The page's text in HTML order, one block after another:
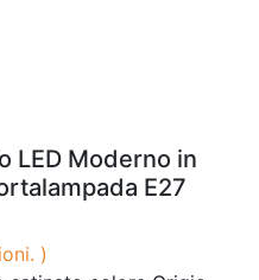
LED Moderno in
E27
)